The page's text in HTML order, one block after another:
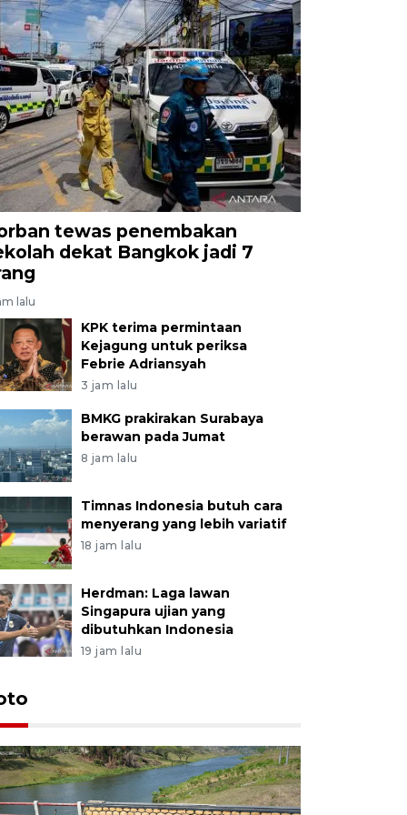
tewas penembakan
dekat Bangkok jadi 7
lalu
KPK terima permintaan
Kejagung untuk periksa
Febrie Adriansyah
3 jam lalu
BMKG prakirakan Surabaya
berawan pada Jumat
8 jam lalu
Timnas Indonesia butuh cara
menyerang yang lebih variatif
18 jam lalu
Herdman: Laga lawan
Singapura ujian yang
dibutuhkan Indonesia
19 jam lalu